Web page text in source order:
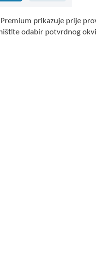
prikazuje prije
odabir potvrdnog